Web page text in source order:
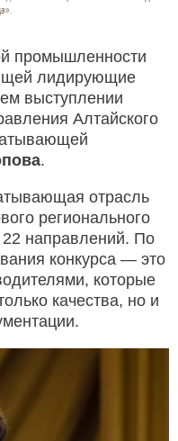
промышленности
лидирующие
выступлении
Алтайского
.
отрасль
регионального
направлений. По
конкурса — это
которые
качества, но и